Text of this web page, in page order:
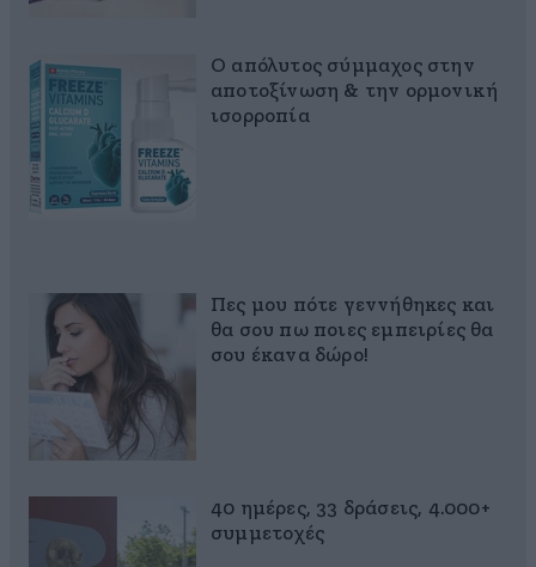
Ο απόλυτος σύμμαχος στην
αποτοξίνωση & την ορμονική
ισορροπία
Πες μου πότε γεννήθηκες και
θα σου πω ποιες εμπειρίες θα
σου έκανα δώρο!
40 ημέρες, 33 δράσεις, 4.000+
συμμετοχές